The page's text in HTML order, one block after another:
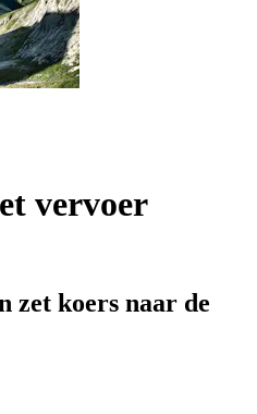
vervoer
zet koers naar de